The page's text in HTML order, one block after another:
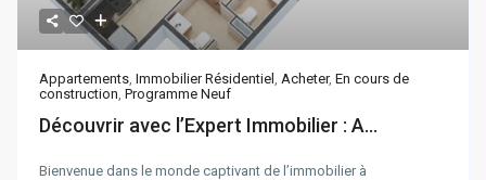
Appartements ,Immobilier Résidentiel Acheter,En cours de
construction ,Programme Neuf
Découvrir avec l’Expert Immobilier : A...
Bienvenue dans le monde captivant de l’immobilier à